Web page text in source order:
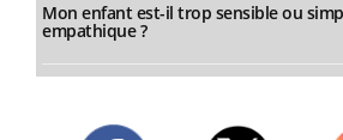
Mon enfant est-il trop sensible ou
empathique ?